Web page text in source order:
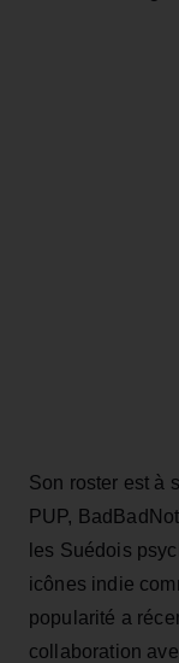
Son roster est à
PUP,
les Suédois
icônes indie
popularité a
collaboration